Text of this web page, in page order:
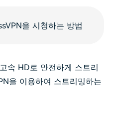
속 HD로 안전하게 스트리
을 이용하여 스트리밍하는